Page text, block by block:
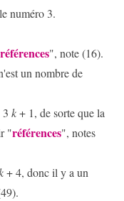
3.
références", note (16).
un nombre de
k+ 1, de sorte que la
"références", notes
+ 4, donc il y a un
(49).